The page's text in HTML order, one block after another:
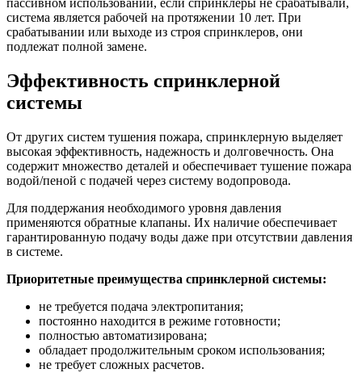
пассивном использовании, если спринклеры не срабатывали,
система является рабочей на протяжении 10 лет. При
срабатывании или выходе из строя спринклеров, они
подлежат полной замене.
Эффективность спринклерной
системы
От других систем тушения пожара, спринклерную выделяет
высокая эффективность, надежность и долговечность. Она
содержит множество деталей и обеспечивает тушение пожара
водой/пеной с подачей через систему водопровода.
Для поддержания необходимого уровня давления
применяются обратные клапаны. Их наличие обеспечивает
гарантированную подачу воды даже при отсутствии давления
в системе.
Приоритетные преимущества спринклерной системы:
не требуется подача электропитания;
постоянно находится в режиме готовности;
полностью автоматизирована;
обладает продолжительным сроком использования;
не требует сложных расчетов.